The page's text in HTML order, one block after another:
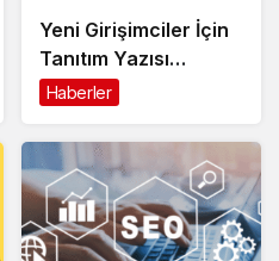
Yeni Girişimciler İçin
Tanıtım Yazısı
Rehberi
Haberler